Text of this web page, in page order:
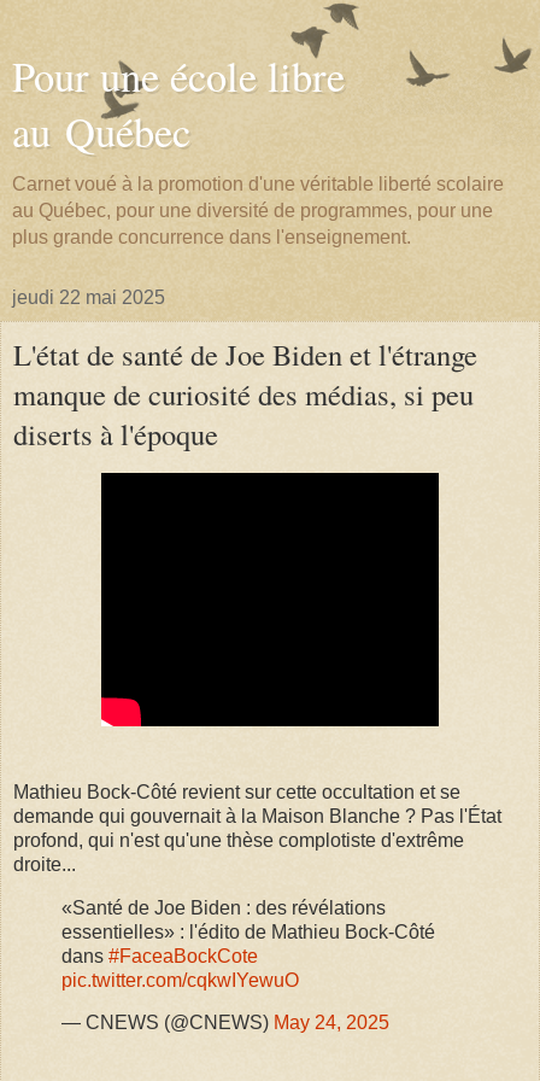
Pour une école libre
au Québec
Carnet voué à la promotion d'une véritable liberté scolaire
au Québec, pour une diversité de programmes, pour une
plus grande concurrence dans l'enseignement.
jeudi 22 mai 2025
L'état de santé de Joe Biden et l'étrange
manque de curiosité des médias, si peu
diserts à l'époque
Mathieu Bock-Côté revient sur cette occultation et se
demande qui gouvernait à la Maison Blanche ? Pas l'État
profond, qui n'est qu'une thèse complotiste d'extrême
droite...
«Santé de Joe Biden : des révélations
essentielles» : l'édito de Mathieu Bock-Côté
dans #FaceaBockCote
pic.twitter.com/cqkwIYewuO
— CNEWS (@CNEWS) May 24, 2025